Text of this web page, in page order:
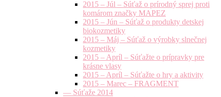
2015 – Júl – Súťaž o prírodný sprej proti
komárom značky MAPEZ
2015 – Jún – Súťaž o produkty detskej
biokozmetiky
2015 – Máj – Súťaž o výrobky slnečnej
kozmetiky
2015 – Apríl – Súťažte o prípravky pre
krásne vlasy
2015 – Apríl – Súťažte o hry a aktivity
2015 – Marec – FRAGMENT
— Súťaže 2014